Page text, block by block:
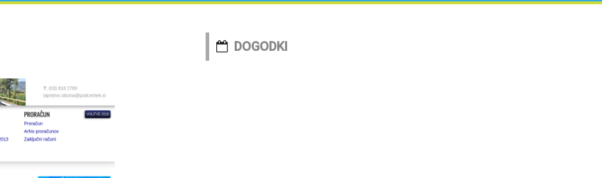
DOGODKI